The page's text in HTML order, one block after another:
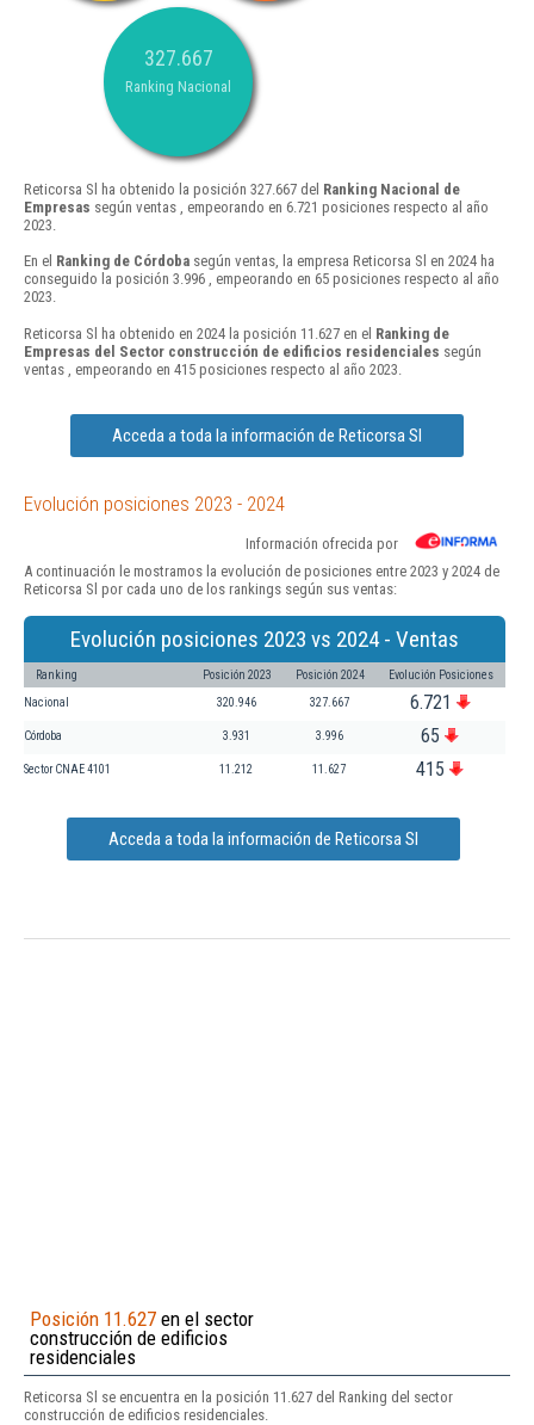
327.667
Ranking Nacional
Reticorsa Sl ha obtenido la posición 327.667 del Ranking Nacional de
Empresas según ventas , empeorando en 6.721 posiciones respecto al año
2023.
En el Ranking de Córdoba según ventas, la empresa Reticorsa Sl en 2024 ha
conseguido la posición 3.996 , empeorando en 65 posiciones respecto al año
2023.
Reticorsa Sl ha obtenido en 2024 la posición 11.627 en el Ranking de
Empresas del Sector construcción de edificios residenciales según
ventas , empeorando en 415 posiciones respecto al año 2023.
Acceda a toda la información de Reticorsa Sl
Evolución posiciones 2023 - 2024
Información ofrecida por
A continuación le mostramos la evolución de posiciones entre 2023 y 2024 de
Reticorsa Sl por cada uno de los rankings según sus ventas:
Evolución posiciones 2023 vs 2024 - Ventas
Ranking Posición 2023 Posición 2024 Evolución Posiciones
Nacional 320.946 327.667 6.721
Córdoba 3.931 3.996 65
Sector CNAE 4101 11.212 11.627 415
Acceda a toda la información de Reticorsa Sl
Posición 11.627 en el sector
construcción de edificios
residenciales
Reticorsa Sl se encuentra en la posición 11.627 del Ranking del sector
construcción de edificios residenciales.